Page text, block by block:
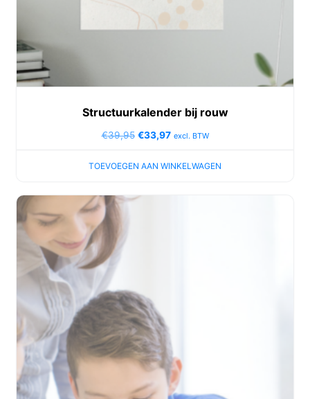
Structuurkalender bij rouw
€39,95 €33,97 excl. BTW
TOEVOEGEN AAN WINKELWAGEN